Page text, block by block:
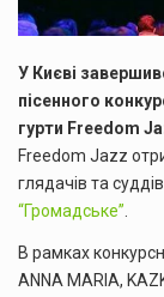
У Києві
пісенного
гурти Freedom
Freedom Jazz
глядачів та
“Громадське”
В рамках
ANNA MARIA,